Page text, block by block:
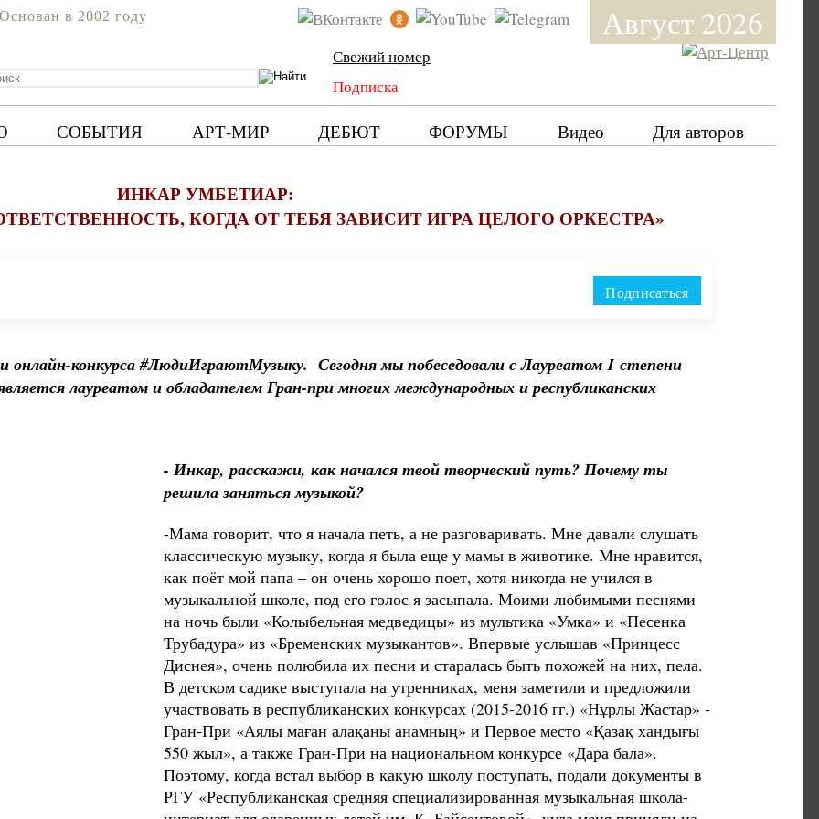
Август 2026
Основан в 2002 году
Свежий номер
Подписка
СОБЫТИЯ АРТ-МИР ДЕБЮТ ФОРУМЫ Видео Для авторов
ИНКАР УМБЕТИАР:
КОГДА ОТ ТЕБЯ ЗАВИСИТ ИГРА ЦЕЛОГО ОРКЕСТРА»
Подписаться
онлайн-конкурса #ЛюдиИграютМузыку. Сегодня мы побеседовали с Лауреатом I степени
лауреатом и обладателем Гран-при многих международных и республиканских
- Инкар, расскажи, как начался твой творческий путь? Почему ты
решила заняться музыкой?
-Мама говорит, что я начала петь, а не разговаривать. Мне давали слушать
классическую музыку, когда я была еще у мамы в животике. Мне нравится,
как поёт мой папа – он очень хорошо поет, хотя никогда не учился в
музыкальной школе, под его голос я засыпала. Моими любимыми песнями
на ночь были «Колыбельная медведицы» из мультика «Умка» и «Песенка
Трубадура» из «Бременских музыкантов». Впервые услышав «Принцесс
Диснея», очень полюбила их песни и старалась быть похожей на них, пела.
В детском садике выступала на утренниках, меня заметили и предложили
участвовать в республиканских конкурсах (2015-2016 гг.) «Нұрлы Жастар» -
Гран-При «Аялы маған алақаны анамның» и Первое место «Қазақ хандығы
550 жыл», а также Гран-При на национальном конкурсе «Дара бала».
Поэтому, когда встал выбор в какую школу поступать, подали документы в
РГУ «Республиканская средняя специализированная музыкальная школа-